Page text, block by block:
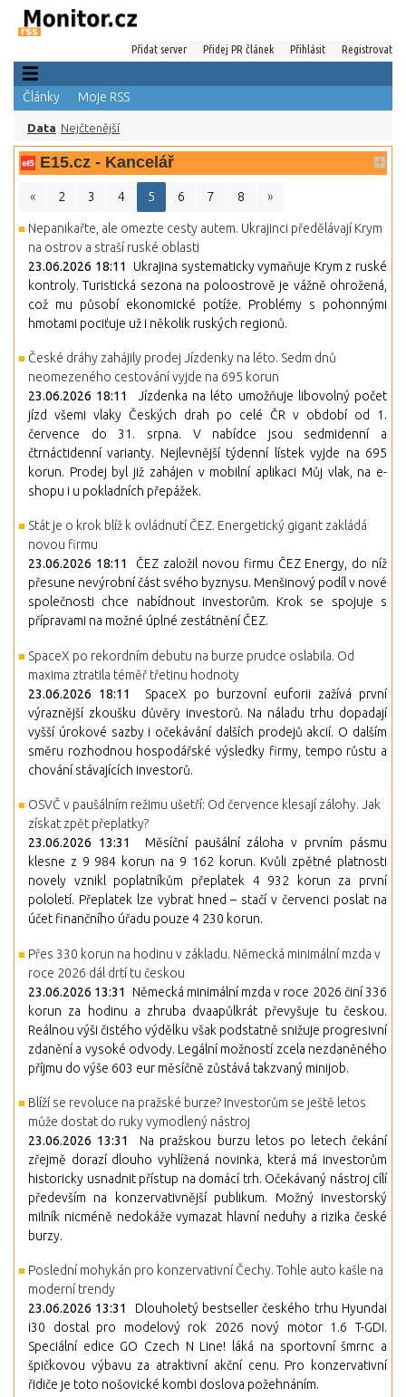
Přidat server Přidej PR článek Přihlásit Registrovat
Články Moje RSS
Data Nejčtenější
E15.cz - Kancelář
« 2 3 4 5 6 7 8 »
Nepanikařte, ale omezte cesty autem. Ukrajinci předělávají Krym
na ostrov a straší ruské oblasti
23.06.2026 18:11
Ukrajina systematicky vymaňuje Krym z ruské
kontroly. Turistická sezona na poloostrově je vážně ohrožená,
což mu působí ekonomické potíže. Problémy s pohonnými
hmotami pociťuje už i několik ruských regionů.
České dráhy zahájily prodej Jízdenky na léto. Sedm dnů
neomezeného cestování vyjde na 695 korun
23.06.2026 18:11
Jízdenka na léto umožňuje libovolný počet
jízd všemi vlaky Českých drah po celé ČR v období od 1.
července do 31. srpna. V nabídce jsou sedmidenní a
čtrnáctidenní varianty. Nejlevnější týdenní lístek vyjde na 695
korun. Prodej byl již zahájen v mobilní aplikaci Můj vlak, na e-
shopu i u pokladních přepážek.
Stát je o krok blíž k ovládnutí ČEZ. Energetický gigant zakládá
novou firmu
23.06.2026 18:11
ČEZ založil novou firmu ČEZ Energy, do níž
přesune nevýrobní část svého byznysu. Menšinový podíl v nové
společnosti chce nabídnout investorům. Krok se spojuje s
přípravami na možné úplné zestátnění ČEZ.
SpaceX po rekordním debutu na burze prudce oslabila. Od
maxima ztratila téměř třetinu hodnoty
23.06.2026 18:11
SpaceX po burzovní euforii zažívá první
výraznější zkoušku důvěry investorů. Na náladu trhu dopadají
vyšší úrokové sazby i očekávání dalších prodejů akcií. O dalším
směru rozhodnou hospodářské výsledky firmy, tempo růstu a
chování stávajících investorů.
OSVČ v paušálním režimu ušetří: Od července klesají zálohy. Jak
získat zpět přeplatky?
23.06.2026 13:31
Měsíční paušální záloha v prvním pásmu
klesne z 9 984 korun na 9 162 korun. Kvůli zpětné platnosti
novely vznikl poplatníkům přeplatek 4 932 korun za první
pololetí. Přeplatek lze vybrat hned – stačí v červenci poslat na
účet finančního úřadu pouze 4 230 korun.
Přes 330 korun na hodinu v základu. Německá minimální mzda v
roce 2026 dál drtí tu českou
23.06.2026 13:31
Německá minimální mzda v roce 2026 činí 336
korun za hodinu a zhruba dvaapůlkrát převyšuje tu českou.
Reálnou výši čistého výdělku však podstatně snižuje progresivní
zdanění a vysoké odvody. Legální možností zcela nezdaněného
příjmu do výše 603 eur měsíčně zůstává takzvaný minijob.
Blíží se revoluce na pražské burze? Investorům se ještě letos
může dostat do ruky vymodlený nástroj
23.06.2026 13:31
Na pražskou burzu letos po letech čekání
zřejmě dorazí dlouho vyhlížená novinka, která má investorům
historicky usnadnit přístup na domácí trh. Očekávaný nástroj cílí
především na konzervativnější publikum. Možný investorský
milník nicméně nedokáže vymazat hlavní neduhy a rizika české
burzy.
Poslední mohykán pro konzervativní Čechy. Tohle auto kašle na
moderní trendy
23.06.2026 13:31
Dlouholetý bestseller českého trhu Hyundai
i30 dostal pro modelový rok 2026 nový motor 1.6 T-GDI.
Speciální edice GO Czech N Line! láká na sportovní šmrnc a
špičkovou výbavu za atraktivní akční cenu. Pro konzervativní
řidiče je toto nošovické kombi doslova požehnáním.